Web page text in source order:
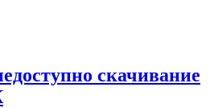
скачивание